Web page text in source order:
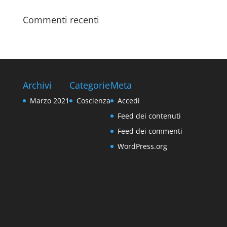
Commenti recenti
Archivi
Marzo 2021
Categorie
Coscienza
Meta
Accedi
Feed dei contenuti
Feed dei commenti
WordPress.org